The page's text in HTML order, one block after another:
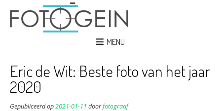
MENU
Eric de Wit: Beste foto van het jaar
2020
Gepubliceerd op2021-01-11 doorfotograaf